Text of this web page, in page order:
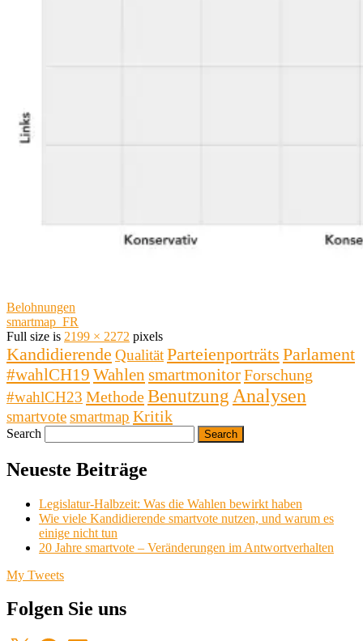
Belohnungen
smartmap_FR
Full size is 2199 × 2272 pixels
Kandidierende QualitätParteienporträts Parlament
#wahlCH19 Wahlen smartmonitorForschung
#wahlCH23 MethodeBenutzung Analysen
smartvotesmartmap Kritik
Search
Neueste Beiträge
Legislatur-Halbzeit: Was die Wahlen bewirkt haben
Wie viele Kandidierende smartvote nutzen, und warum es
einige nicht tun
20 Jahre smartvote – Veränderungen im Antwortverhalten
My Tweets
Folgen Sie uns